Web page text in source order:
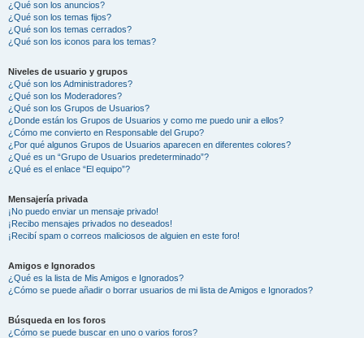
¿Qué son los anuncios?
¿Qué son los temas fijos?
¿Qué son los temas cerrados?
¿Qué son los iconos para los temas?
Niveles de usuario y grupos
¿Qué son los Administradores?
¿Qué son los Moderadores?
¿Qué son los Grupos de Usuarios?
¿Donde están los Grupos de Usuarios y como me puedo unir a ellos?
¿Cómo me convierto en Responsable del Grupo?
¿Por qué algunos Grupos de Usuarios aparecen en diferentes colores?
¿Qué es un “Grupo de Usuarios predeterminado”?
¿Qué es el enlace “El equipo”?
Mensajería privada
¡No puedo enviar un mensaje privado!
¡Recibo mensajes privados no deseados!
¡Recibí spam o correos maliciosos de alguien en este foro!
Amigos e Ignorados
¿Qué es la lista de Mis Amigos e Ignorados?
¿Cómo se puede añadir o borrar usuarios de mi lista de Amigos e Ignorados?
Búsqueda en los foros
¿Cómo se puede buscar en uno o varios foros?